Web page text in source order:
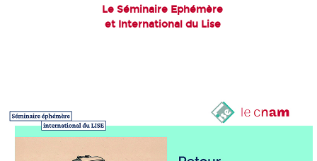
Le Séminaire Ephémère
et International du Lise